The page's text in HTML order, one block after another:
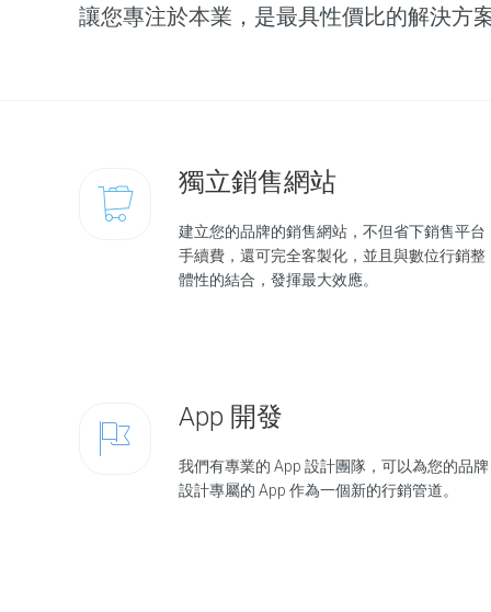
讓您專注於本業，是最具性價比的解決方
獨立銷售網站
建立您的品牌的銷售網站，不但省下銷售平台
手續費，還可完全客製化，並且與數位行銷整
體性的結合，發揮最大效應。
App 開發
我們有專業的 App 設計團隊，可以為您的品牌
設計專屬的 App 作為一個新的行銷管道。